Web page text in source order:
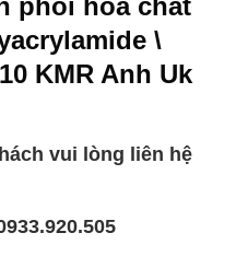
\
KMR Anh Uk
vui lòng liên hệ